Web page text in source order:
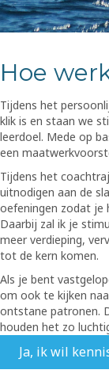
Hoe
Tijdens het
klik is en staan we
leerdoel. Mede op
een
Tijdens het
uitnodigen aan de
oefeningen zodat je
Daarbij zal ik je
meer verdieping,
tot de kern komen.
Als je bent
om ook te kijken
ontstane patronen.
houden het zo
Ja, ik wil